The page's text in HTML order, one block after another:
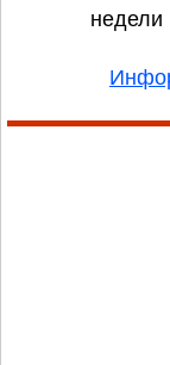
недели